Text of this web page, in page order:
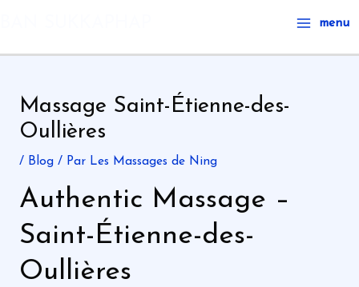
contenu
Main
Menu
menu
Massage Saint-Étienne-des-
Oullières
/ Blog/ Par Les Massages de Ning
Authentic Massage –
Saint-Étienne-des-
Oullières